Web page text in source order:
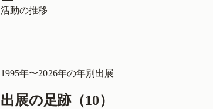
活動の推移
1995年〜2026年の年別出展
出展の足跡（10）